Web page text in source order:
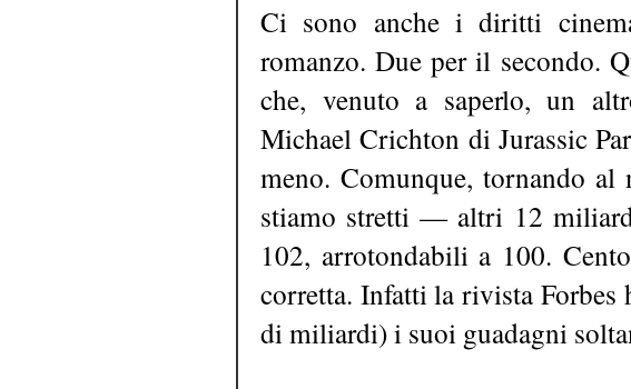
Ci sono anche i diritti
romanzo. Due per il secondo.
che, venuto a saperlo, un
Michael Crichton di Jurassic
meno. Comunque, tornando
stiamo stretti — altri 12
102, arrotondabili a 100.
corretta. Infatti la rivista
di miliardi) i suoi guadagni